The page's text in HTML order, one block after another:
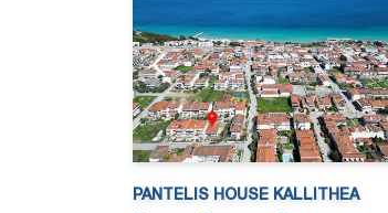
PANTELIS HOUSE KALLITHEA